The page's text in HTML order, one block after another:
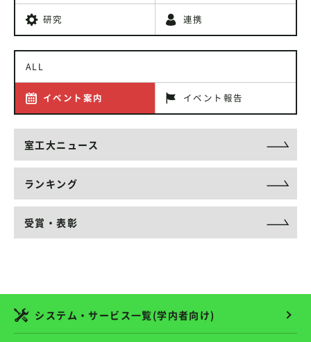
研究 連携
ALL
イベント案内 イベント報告
室工大ニュース
ランキング
受賞・表彰
システム・サービス一覧(学内者向け)